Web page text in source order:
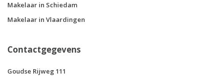
Makelaar in Schiedam
Makelaar in Vlaardingen
Contactgegevens
Goudse Rijweg 111